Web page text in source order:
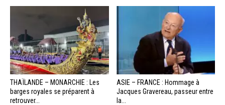
THAÏLANDE – MONARCHIE : Les
barges royales se préparent à
retrouver...
ASIE – FRANCE : Hommage à
Jacques Gravereau, passeur entre
la...